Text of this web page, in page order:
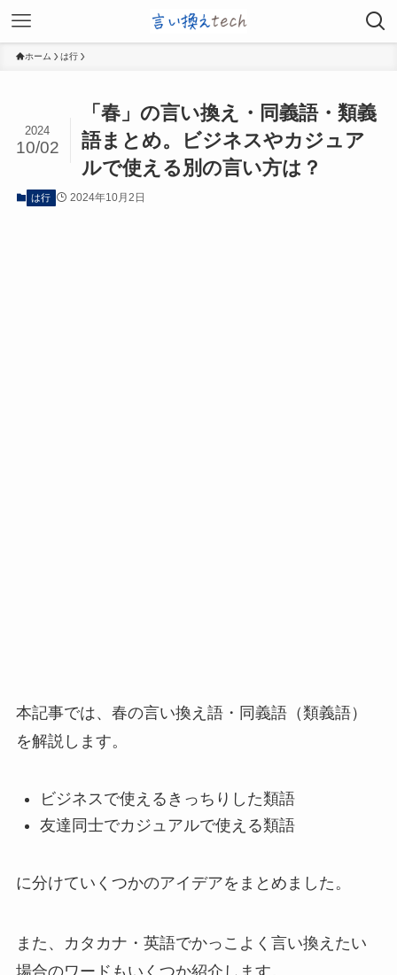
ホーム は行
「春」の言い換え・同義語・類義
語まとめ。ビジネスやカジュア
ルで使える別の言い方は？
2024
10/02
は行 2024年10月2日
本記事では、春の言い換え語・同義語（類義語）
を解説します。
ビジネスで使えるきっちりした類語
友達同士でカジュアルで使える類語
に分けていくつかのアイデアをまとめました。
また、カタカナ・英語でかっこよく言い換えたい
場合のワードもいくつか紹介します。